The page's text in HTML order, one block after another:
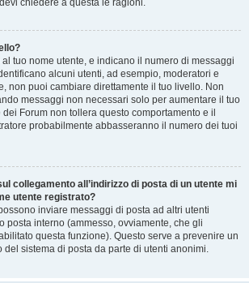
chiedere a questa le ragioni.
al tuo nome utente, e indicano il numero di messaggi
alcuni utenti, ad esempio, moderatori e
non puoi cambiare direttamente il tuo livello. Non
messaggi non necessari solo per aumentare il tuo
Forum non tollera questo comportamento e il
probabilmente abbasseranno il numero dei tuoi
collegamento all’indirizzo di posta di un utente mi
utente registrato?
inviare messaggi di posta ad altri utenti
posta interno (ammesso, ovviamente, che gli
questa funzione). Questo serve a prevenire un
del sistema di posta da parte di utenti anonimi.